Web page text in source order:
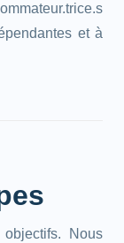
et à
Nous